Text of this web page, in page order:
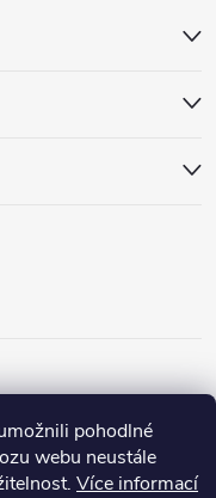
pohodlné
webu neustále
Více informací